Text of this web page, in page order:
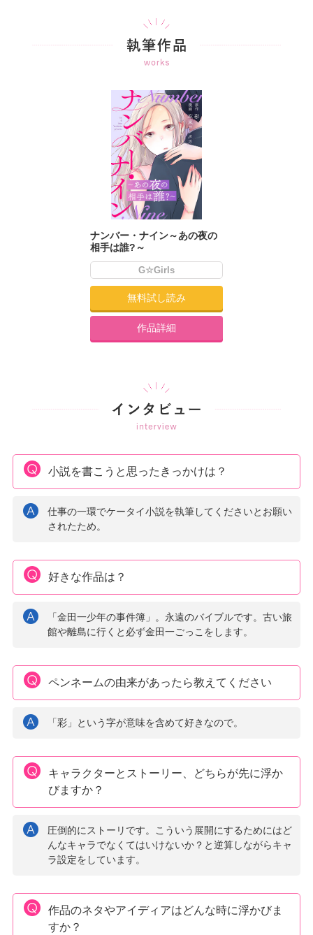
ナンバー・ナイン～あの夜の
相手は誰?～
G☆Girls
無料試し読み
作品詳細
小説を書こうと思ったきっかけは？
仕事の一環でケータイ小説を執筆してくださいとお願い
されたため。
好きな作品は？
「金田一少年の事件簿」。永遠のバイブルです。古い旅
館や離島に行くと必ず金田一ごっこをします。
ペンネームの由来があったら教えてください
「彩」という字が意味を含めて好きなので。
キャラクターとストーリー、どちらが先に浮か
びますか？
圧倒的にストーリです。こういう展開にするためにはど
んなキャラでなくてはいけないか？と逆算しながらキャ
ラ設定をしています。
作品のネタやアイディアはどんな時に浮かびま
すか？